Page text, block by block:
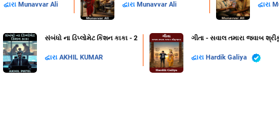
દ્વારા Munavvar Ali દ્વારા Munavvar Ali દ્વારા
સંબંધો ના ડિપ્લોમેટ કિશન કાકા - 2
દ્વારા AKHIL KUMAR
ગીતા - સવાલ તમારા જવાબ
દ્વારા Hardik Galiya